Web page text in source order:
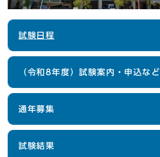
試験日程
（令和8年度）試験案内・申込など
通年募集
試験結果